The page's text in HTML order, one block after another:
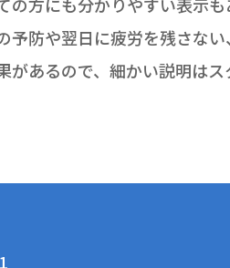
の方にも分かりやすい表示も
予防や翌日に疲労を残さな
があるので、細かい説明はス